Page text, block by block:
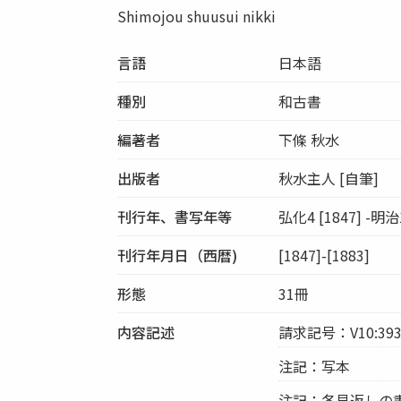
Shimojou shuusui nikki
言語
日本語
種別
和古書
編著者
下條 秋水
出版者
秋水主人 [自筆]
刊行年、書写年等
弘化4 [1847] -明
刊行年月日（西暦)
[1847]-[1883]
形態
31冊
内容記述
請求記号：
注記：写本